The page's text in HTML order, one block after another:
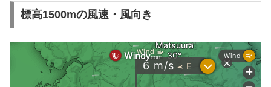
標高1500mの風速・風向き